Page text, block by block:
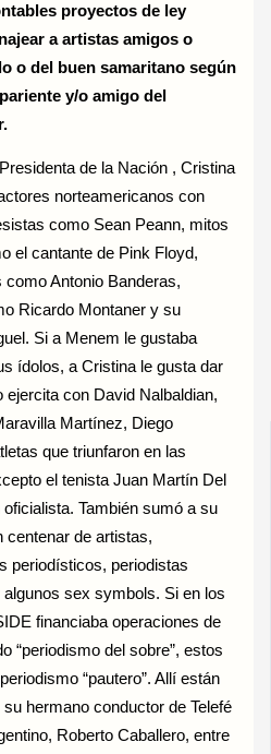
proyectos de ley
a artistas amigos o
o del buen samaritano según
y/o amigo del
de la Nación , Cristina
norteamericanos con
como Sean Peann, mitos
el cantante de Pink Floyd,
Antonio Banderas,
Ricardo Montaner y su
Si a Menem le gustaba
ídolos, a Cristina le gusta dar
con David Nalbaldian,
Martínez, Diego
que triunfaron en las
el tenista Juan Martín Del
También sumó a su
centenar de artistas,
periodísticos, periodistas
sex symbols. Si en los
financiaba operaciones de
“periodismo del sobre”, estos
“pautero”. Allí están
hermano conductor de Telefé
Roberto Caballero, entre